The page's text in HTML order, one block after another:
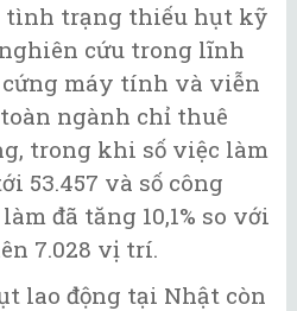
tình trạng thiếu hụt kỹ
cứu trong lĩnh
máy tính và viễn
ngành chỉ thuê
trong khi số việc làm
53.457 và số công
đã tăng 10,1% so với
7.028 vị trí.
lao động tại Nhật còn